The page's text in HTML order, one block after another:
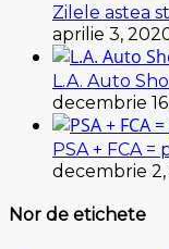
Zilele astea
aprilie 3,
L.A. Auto
decembrie
PSA + FCA
decembrie 2,
Nor de etichete